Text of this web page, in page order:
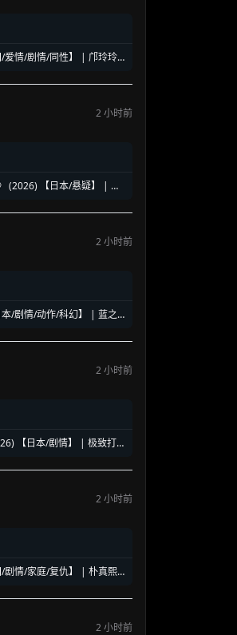
/爱情/剧情/同性】 | 邝玲玲
2 小时前
(2026) 【日本/悬疑】 | 幻
2 小时前
本/剧情/动作/科幻】 | 蓝之
2 小时前
【日本/剧情】 | 极致打工
2 小时前
/剧情/家庭/复仇】 | 朴真熙
2 小时前